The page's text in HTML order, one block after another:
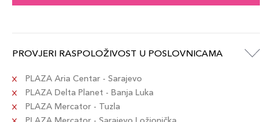
PROVJERI RASPOLOŽIVOST U POSLOVNICAMA
PLAZA Aria Centar - Sarajevo
PLAZA Delta Planet - Banja Luka
PLAZA Mercator - Tuzla